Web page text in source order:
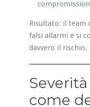
Risultato: il team
falsi allarmi e si
davvero il rischio.
come